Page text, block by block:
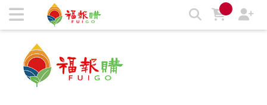
福報購蔬食購物商城，台灣第一素食、環保、愛地球的蔬食購物
商城 | 福報購蔬食購物商城